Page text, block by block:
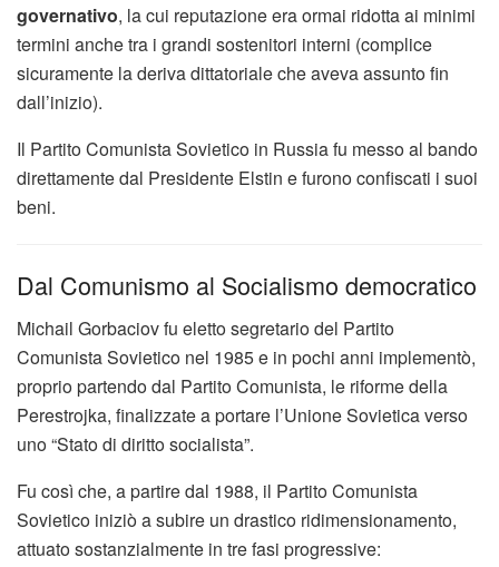
governativo, la cui reputazione era ormai ridotta ai minimi
termini anche tra i grandi sostenitori interni (complice
sicuramente la deriva dittatoriale che aveva assunto fin
dall’inizio).
Il Partito Comunista Sovietico in Russia fu messo al bando
direttamente dal Presidente Elstin e furono confiscati i suoi
beni.
Dal Comunismo al Socialismo democratico
Michail Gorbaciov fu eletto segretario del Partito
Comunista Sovietico nel 1985 e in pochi anni implementò,
proprio partendo dal Partito Comunista, le riforme della
Perestrojka, finalizzate a portare l’Unione Sovietica verso
uno “Stato di diritto socialista”.
Fu così che, a partire dal 1988, il Partito Comunista
Sovietico iniziò a subire un drastico ridimensionamento,
attuato sostanzialmente in tre fasi progressive: